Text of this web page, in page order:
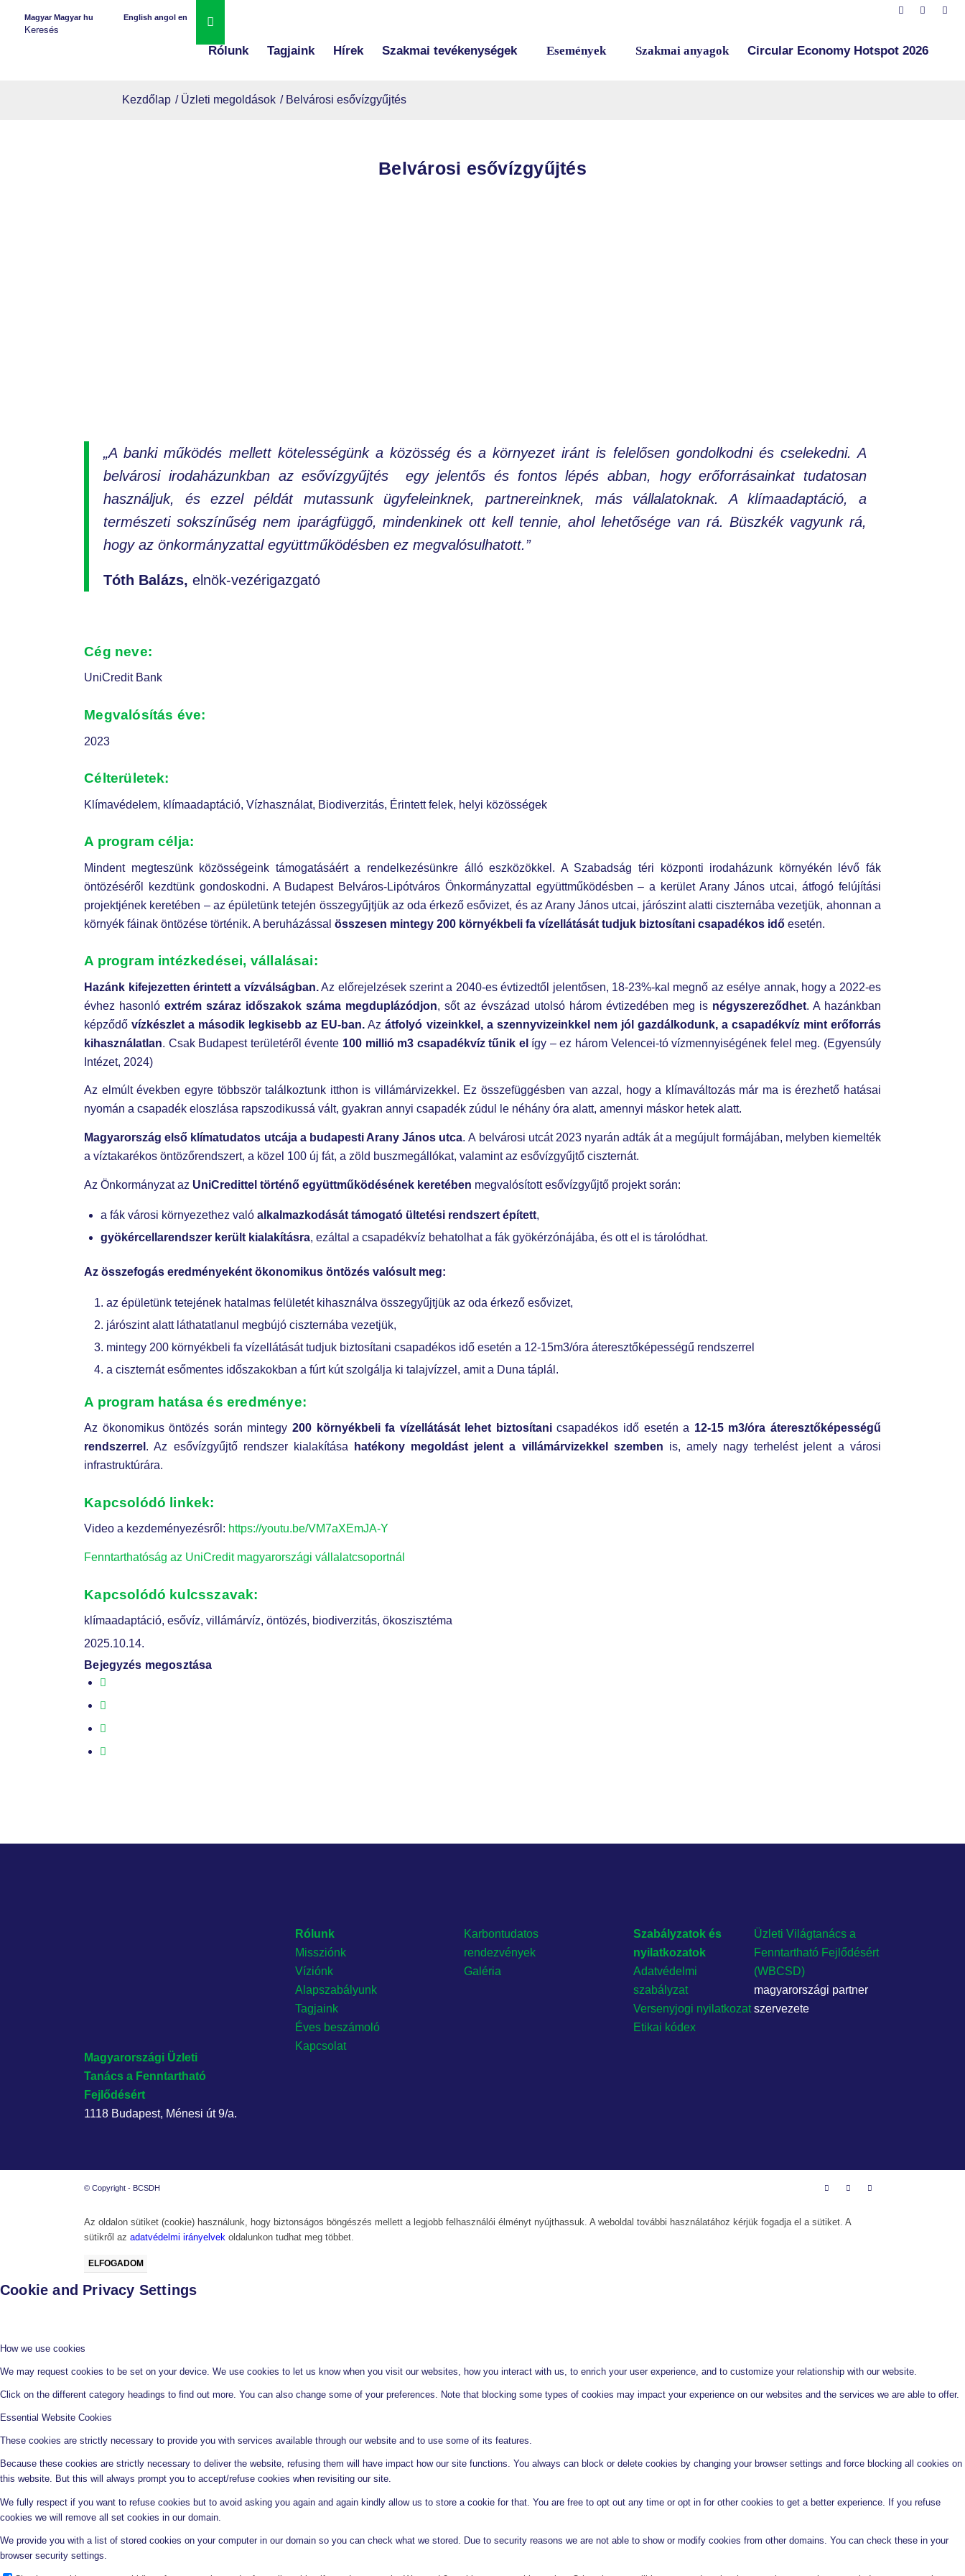
Magyar Magyar hu English angol en
Rólunk Tagjaink Hírek Szakmai tevékenységek Események Szakmai anyagok Circular Economy Hotspot 2026
Kezdőlap / Üzleti megoldások / Belvárosi esővízgyűjtés
Belvárosi esővízgyűjtés
„A banki működés mellett kötelességünk a közösség és a környezet iránt is felelősen gondolkodni és cselekedni. A
belvárosi irodaházunkban az esővízgyűjtés egy jelentős és fontos lépés abban, hogy erőforrásainkat tudatosan
használjuk, és ezzel példát mutassunk ügyfeleinknek, partnereinknek, más vállalatoknak. A klímaadaptáció, a
természeti sokszínűség nem iparágfüggő, mindenkinek ott kell tennie, ahol lehetősége van rá. Büszkék vagyunk rá,
hogy az önkormányzattal együttműködésben ez megvalósulhatott.”
Tóth Balázs,elnök-vezérigazgató
Cég neve:
UniCredit Bank
Megvalósítás éve:
2023
Célterületek:
Klímavédelem, klímaadaptáció, Vízhasználat, Biodiverzitás, Érintett felek, helyi közösségek
A program célja:
Mindent megteszünk közösségeink támogatásáért a rendelkezésünkre álló eszközökkel. A Szabadság téri központi irodaházunk környékén lévő fák
öntözéséről kezdtünk gondoskodni. A Budapest Belváros-Lipótváros Önkormányzattal együttműködésben – a kerület Arany János utcai, átfogó felújítási
projektjének keretében – az épületünk tetején összegyűjtjük az oda érkező esővizet, és az Arany János utcai, járószint alatti ciszternába vezetjük, ahonnan a
környék fáinak öntözése történik. A beruházássalösszesen mintegy 200 környékbeli fa vízellátását tudjuk biztosítani csapadékos idő esetén.
A program intézkedései, vállalásai:
Hazánk kifejezetten érintett a vízválságban.Az előrejelzések szerint a 2040-es évtizedtől jelentősen, 18-23%-kal megnő az esélye annak, hogy a 2022-es
évhez hasonlóextrém száraz időszakok száma megduplázódjon, sőt az évszázad utolsó három évtizedében meg is négyszereződhet. A hazánkban
képződő vízkészlet a második legkisebb az EU-ban. Azátfolyó vizeinkkel, a szennyvizeinkkel nem jól gazdálkodunk, a csapadékvíz mint erőforrás
kihasználatlan. Csak Budapest területéről évente 100 millió m3 csapadékvíz tűnik el így – ez három Velencei-tó vízmennyiségének felel meg. (Egyensúly
Intézet, 2024)
Az elmúlt években egyre többször találkoztunk itthon is villámárvizekkel. Ez összefüggésben van azzal, hogy a klímaváltozás már ma is érezhető hatásai
nyomán a csapadék eloszlása rapszodikussá vált, gyakran annyi csapadék zúdul le néhány óra alatt, amennyi máskor hetek alatt.
Magyarország első klímatudatos utcája a budapesti Arany János utca. A belvárosi utcát 2023 nyarán adták át a megújult formájában, melyben kiemelték
a víztakarékos öntözőrendszert, a közel 100 új fát, a zöld buszmegállókat, valamint az esővízgyűjtő ciszternát.
Az Önkormányzat az UniCredittel történő együttműködésének keretében megvalósított esővízgyűjtő projekt során:
a fák városi környezethez valóalkalmazkodását támogató ültetési rendszer​t épített,
gyökércellarendszer került kialakításra, ezáltal a csapadékvíz behatolhat a fák gyökérzónájába, és ott el is tárolódhat.
Az összefogás eredményeként ökonomikus öntözés valósult meg:
az épületünk tetejének hatalmas felületét kihasználva összegyűjtjük az oda érkező esővizet​,
járószint alatt láthatatlanul megbújó ciszternába vezetjük,​
mintegy 200 környékbeli fa vízellátását tudjuk biztosítani csapadékos idő esetén a 12-15m3/óra áteresztőképességű rendszerrel​
a ciszternát esőmentes időszakokban a fúrt kút szolgálja ki talajvízzel, amit a Duna táplál​.
A program hatása és eredménye:
Az ökonomikus öntözés során mintegy200 környékbeli fa vízellátását lehet biztosítanicsapadékos idő esetén a 12-15 m3/óra áteresztőképességű
rendszerrel . Az esővízgyűjtő rendszer kialakítása hatékony megoldást jelent a villámárvizekkel szemben is, amely nagy terhelést jelent a városi
infrastruktúrára.
Kapcsolódó linkek:
Video a kezdeményezésről: https://youtu.be/VM7aXEmJA-Y
Fenntarthatóság az UniCredit magyarországi vállalatcsoportnál
Kapcsolódó kulcsszavak:
klímaadaptáció, esővíz, villámárvíz, öntözés, biodiverzitás, ökoszisztéma
2025.10.14.
Bejegyzés megosztása
Magyarországi Üzleti
Tanács a Fenntartható
Fejlődésért
1118 Budapest, Ménesi út 9/a.
Rólunk
Missziónk
Víziónk
Alapszabályunk
Tagjaink
Éves beszámoló
Kapcsolat
Karbontudatos
rendezvények
Galéria
Szabályzatok és
nyilatkozatok
Adatvédelmi
szabályzat
Versenyjogi nyilatkozat
Etikai kódex
Üzleti Világtanács a
Fenntartható Fejlődésért
(WBCSD)
magyarországi partner
szervezete
© Copyright - BCSDH
Az oldalon sütiket (cookie) használunk, hogy biztonságos böngészés mellett a legjobb felhasználói élményt nyújthassuk. A weboldal további használatához kérjük fogadja el a sütiket. A
sütikről azadatvédelmi irányelvek oldalunkon tudhat meg többet.
ELFOGADOM
Cookie and Privacy Settings
How we use cookies
We may request cookies to be set on your device. We use cookies to let us know when you visit our websites, how you interact with us, to enrich your user experience, and to customize your relationship with our website.
Click on the different category headings to find out more. You can also change some of your preferences. Note that blocking some types of cookies may impact your experience on our websites and the services we are able to offer.
Essential Website Cookies
These cookies are strictly necessary to provide you with services available through our website and to use some of its features.
Because these cookies are strictly necessary to deliver the website, refusing them will have impact how our site functions. You always can block or delete cookies by changing your browser settings and force blocking all cookies on
this website. But this will always prompt you to accept/refuse cookies when revisiting our site.
We fully respect if you want to refuse cookies but to avoid asking you again and again kindly allow us to store a cookie for that. You are free to opt out any time or opt in for other cookies to get a better experience. If you refuse
cookies we will remove all set cookies in our domain.
We provide you with a list of stored cookies on your computer in our domain so you can check what we stored. Due to security reasons we are not able to show or modify cookies from other domains. You can check these in your
browser security settings.